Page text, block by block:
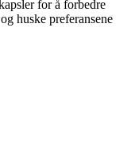
for å forbedre
huske preferansene